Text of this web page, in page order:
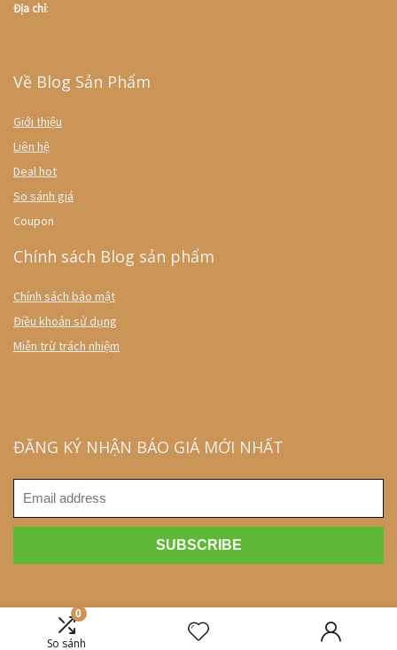
0
So sánh
Địa chỉ:
Về Blog Sản Phẩm
Giới thiệu
Liên hệ
Deal hot
So sánh giá
Coupon
Chính sách Blog sản phẩm
Chính sách bảo mật
Điều khoản sử dụng
Miễn trừ trách nhiệm
ĐĂNG KÝ NHẬN BÁO GIÁ MỚI NHẤT
2018 blogsanpham.com. All rights reserved.